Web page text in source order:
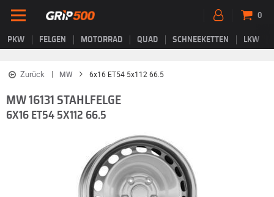
PKW FELGEN MOTORRAD QUAD SCHNEEKETTEN LKW
0
Zurück MW 6x16 ET54 5x112 66.5
MW 16131 STAHLFELGE
6X16 ET54 5X112 66.5